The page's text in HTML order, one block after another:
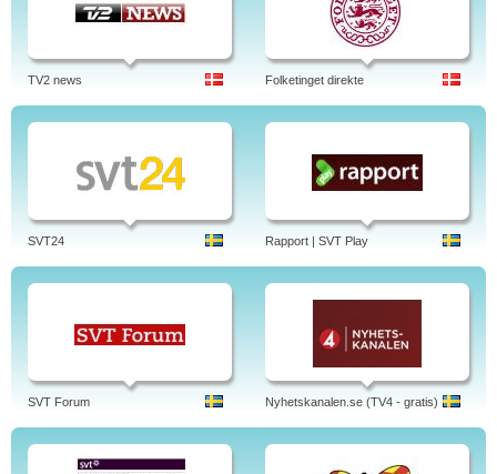
TV2 news Folketinget direkte
SVT24 Rapport | SVT Play
SVT Forum Nyhetskanalen.se (TV4 - gratis)